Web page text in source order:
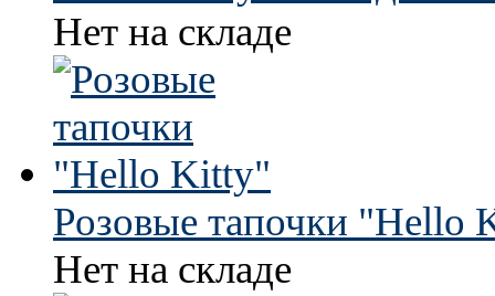
Нет на складе
Розовые тапочки "Hello
Нет на складе